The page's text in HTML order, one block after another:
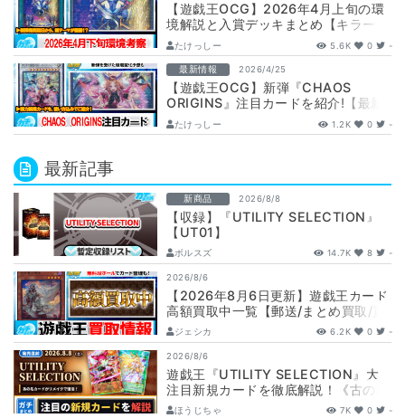
【遊戯王OCG】2026年4月上旬の環
境解説と入賞デッキまとめ【キラーチ
ューン/エルフェンノーツ/ブリッツク
リ…
たけっしー 5.6K 0 -
最新情報 2026/4/25
【遊戯王OCG】新弾『CHAOS
ORIGINS』注目カードを紹介!【最新
情報】
たけっしー 1.2K 0 -
最新記事
新商品 2026/8/8
【収録】『UTILITY SELECTION』
【UT01】
ボルスズ 14.7K 8 -
2026/8/6
【2026年8月6日更新】遊戯王カード
高額買取中一覧【郵送/まとめ買取/買
取表/相場/レリーフ】
ジェシカ 6.2K 0 -
2026/8/6
遊戯王『UTILITY SELECTION』大
注目新規カードを徹底解説！《古の秘
儀/聖なる心のバリア －マイン…
ほうじちゃ 7K 0 -